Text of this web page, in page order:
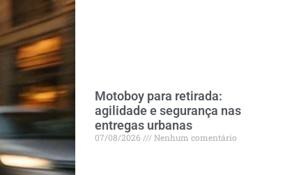
Motoboy para retirada:
agilidade e segurança nas
entregas urbanas
07/08/2026 Nenhum comentário